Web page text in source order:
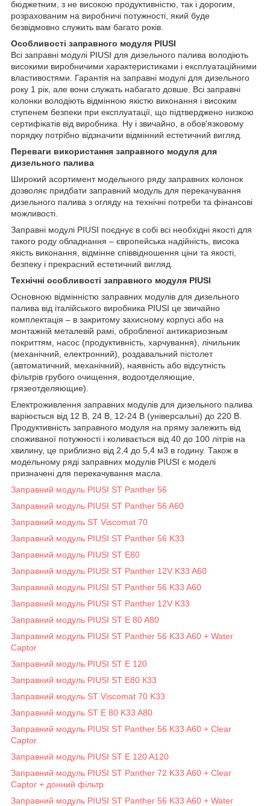
бюджетним, з не високою продуктивністю, так і дорогим,
розрахованим на виробничі потужності, який буде
безвідмовно служить вам багато років.
Особливості заправного модуля PIUSI
Всі заправні модулі PIUSI для дизельного палива володіють
високими виробничими характеристиками і експлуатаційними
властивостями. Гарантія на заправні модулі для дизельного
року 1 рік, але вони служать набагато довше. Всі заправні
колонки володіють відмінною якістю виконання і високим
ступенем безпеки при експлуатації, що підтверджено низкою
сертифікатів від виробника. Ну і звичайно, в обов'язковому
порядку потрібно відзначити відмінний естетичний вигляд.
Переваги використання заправного модуля для
дизельного палива
Широкий асортимент модельного ряду заправних колонок
дозволяє придбати заправний модуль для перекачування
дизельного палива з огляду на технічні потреби та фінансові
можливості.
Заправні модулі PIUSI поєднує в собі всі необхідні якості для
такого роду обладнання – європейська надійність, висока
якість виконання, відмінне співвідношення ціни та якості,
безпеку і прекрасний естетичний вигляд.
Технічні особливості заправного модуля PIUSI
Основною відмінністю заправних модулів для дизельного
палива від італійського виробника PIUSI це звичайно
комплектація – в закритому захисному корпусі або на
монтажній металевій рамі, обробленої антикариозным
покриттям, насос (продуктивність, харчування), лічильник
(механічний, електронний), роздавальний пістолет
(автоматичний, механічний), наявність або відсутність
фільтрів грубого очищення, водоотделяющие,
грязеотделяющие).
Електроживлення заправних модулів для дизельного палива
варіюється від 12 В, 24 В, 12-24 В (універсальні) до 220 В.
Продуктивність заправного модуля на пряму залежить від
споживаної потужності і коливається від 40 до 100 літрів на
хвилину, це приблизно від 2,4 до 5,4 м3 в годину. Також в
модельному ряді заправних модулів PIUSI є моделі
призначені для перекачування масла.
Заправний модуль PIUSI ST Panther 56
Заправний модуль PIUSI ST Panther 56 A60
Заправний модуль ST Viscomat 70
Заправний модуль PIUSI ST Panther 56 K33
Заправний модуль PIUSI ST E80
Заправний модуль PIUSI ST Panther 12V K33 A60
Заправний модуль PIUSI ST Panther 56 K33 A60
Заправний модуль PIUSI ST Panther 12V K33
Заправний модуль PIUSI ST E 80 A80
Заправний модуль PIUSI ST Panther 56 K33 A60 + Water
Captor
Заправний модуль PIUSI ST E 120
Заправний модуль PIUSI ST E80 К33
Заправний модуль ST Viscomat 70 K33
Заправний модуль ST E 80 K33 A80
Заправний модуль PIUSI ST Panther 56 K33 A60 + Clear
Captor
Заправний модуль PIUSI ST E 120 A120
Заправний модуль PIUSI ST Panther 72 K33 A60 + Clear
Captor + донний фільтр
Заправний модуль PIUSI ST Panther 56 K33 A60 + Water